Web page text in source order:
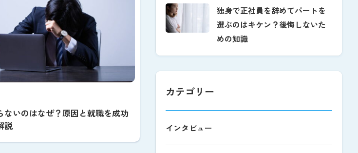
ないのはなぜ？原因と就職を成功
説
独身で正社員を辞めてパートを
選ぶのはキケン？後悔しないた
めの知識
カテゴリー
インタビュー